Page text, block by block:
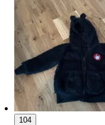
104